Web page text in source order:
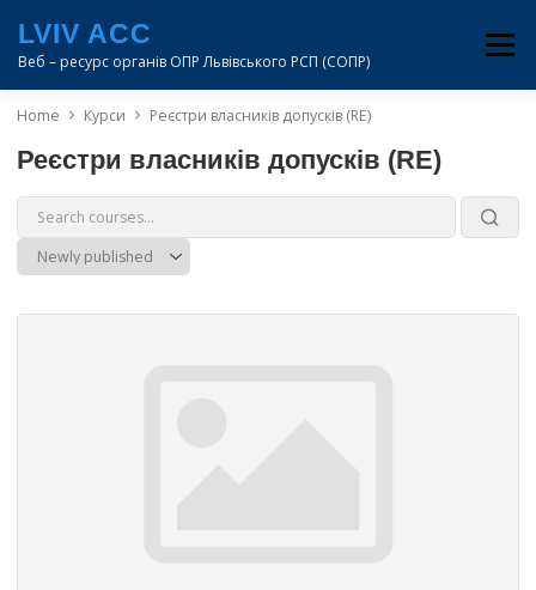
вмісту
LVIV ACC
Веб – ресурс органів ОПР Львівського РСП (СОПР)
Меню
Home Курси Реєстри власників допусків (RE)
Реєстри власників допусків (RE)